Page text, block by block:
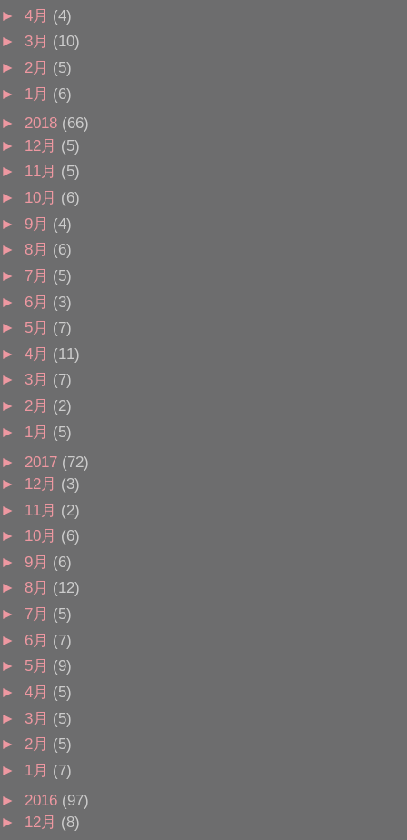
► 4月 (4)
► 3月 (10)
► 2月 (5)
► 1月 (6)
► 2018 (66)
► 12月 (5)
► 11月 (5)
► 10月 (6)
► 9月 (4)
► 8月 (6)
► 7月 (5)
► 6月 (3)
► 5月 (7)
► 4月 (11)
► 3月 (7)
► 2月 (2)
► 1月 (5)
► 2017 (72)
► 12月 (3)
► 11月 (2)
► 10月 (6)
► 9月 (6)
► 8月 (12)
► 7月 (5)
► 6月 (7)
► 5月 (9)
► 4月 (5)
► 3月 (5)
► 2月 (5)
► 1月 (7)
► 2016 (97)
► 12月 (8)